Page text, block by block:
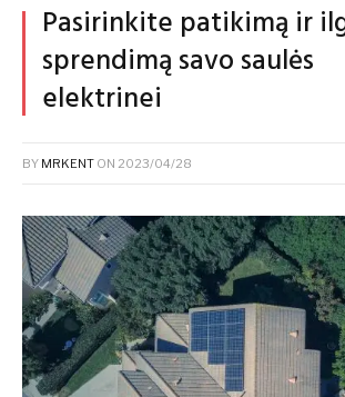
Pasirinkite patikimą ir
sprendimą savo saulės
elektrinei
BY MRKENT ON 2023/04/28